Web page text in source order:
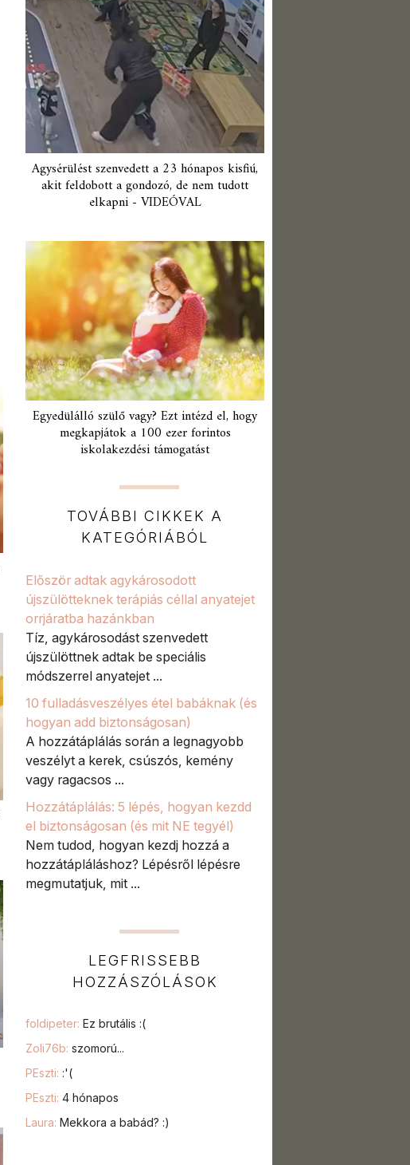
Agysérülést szenvedett a 23 hónapos kisfiú,
akit feldobott a gondozó, de nem tudott
elkapni - VIDEÓVAL
Egyedülálló szülő vagy? Ezt intézd el, hogy
megkapjátok a 100 ezer forintos
iskolakezdési támogatást
TOVÁBBI CIKKEK A
KATEGÓRIÁBÓL
Először adtak agykárosodott
újszülötteknek terápiás céllal anyatejet
orrjáratba hazánkban
Tíz, agykárosodást szenvedett
újszülöttnek adtak be speciális
módszerrel anyatejet ...
10 fulladásveszélyes étel babáknak (és
hogyan add biztonságosan)
A hozzátáplálás során a legnagyobb
veszélyt a kerek, csúszós, kemény
vagy ragacsos ...
Hozzátáplálás: 5 lépés, hogyan kezdd
el biztonságosan (és mit NE tegyél)
Nem tudod, hogyan kezdj hozzá a
hozzátápláláshoz? Lépésről lépésre
megmutatjuk, mit ...
LEGFRISSEBB
HOZZÁSZÓLÁSOK
foldipeter: Ez brutális :(
Zoli76b: szomorú...
PEszti: :'(
PEszti: 4 hónapos
Laura: Mekkora a babád? :)